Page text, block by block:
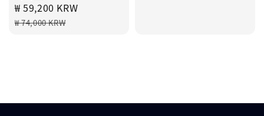
Sale
price
₩ 59,200 KRW
₩ 74,000 KRW